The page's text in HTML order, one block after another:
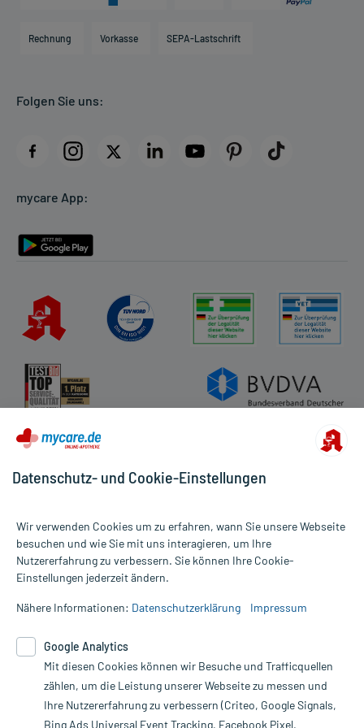
Direktabrechnung PKV
AGB
Datenschutz
Rückgabe/Widerruf
Rechnung Vorkasse SEPA-Lastschrift
Folgen Sie uns:
mycare App:
Alle Preise gelten inkl. MwSt., ggf. zzgl. Versandkosten
Informationen auf dieser Website werden ausschließlich für
die Untersuchung und Behandlung durch einen Arzt. Bitte
Therapien eingeleitet werden können. | Diese Webseite benutzt
Google Analytics. Lesen Sie bitte dazu die wichtigen Hinweise in
unserer Datenschutzerklärung. Für den Widerruf einer Bestellung
nutzen Sie das Formular:
Datenschutz- und Cookie-Einstellungen
Wir verwenden Cookies um zu erfahren, wann Sie unsere Webseite
besuchen und wie Sie mit uns interagieren, um Ihre
Nutzererfahrung zu verbessern. Sie können Ihre Cookie-
Einstellungen jederzeit ändern.
Nähere Informationen: Datenschutzerklärung Impressum
Google Analytics
Mit diesen Cookies können wir Besuche und Trafficquellen
zählen, um die Leistung unserer Webseite zu messen und
Ihre Nutzererfahrung zu verbessern (Criteo, Google Signals,
Bing Ads Universal Event Tracking, Facebook Pixel,